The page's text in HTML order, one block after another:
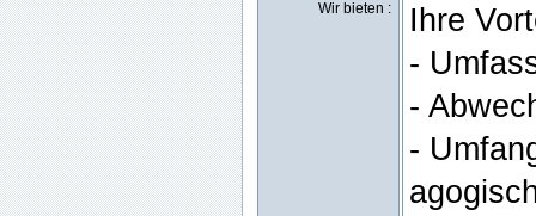
Wir bieten :
Ihre
-
-
-